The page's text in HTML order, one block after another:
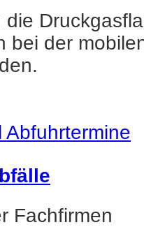
die
bei der
Abfuhrtermine
Fachfirmen